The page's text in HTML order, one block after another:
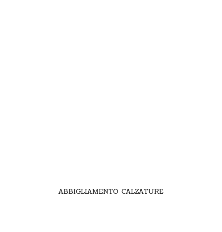
ABBIGLIAMENTO CALZATURE